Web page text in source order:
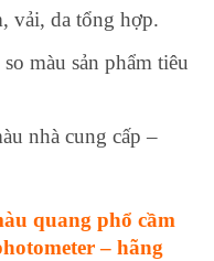
vải, da tổng hợp.
màu sản phẩm tiêu
nhà cung cấp –
quang phổ cầm
– hãng